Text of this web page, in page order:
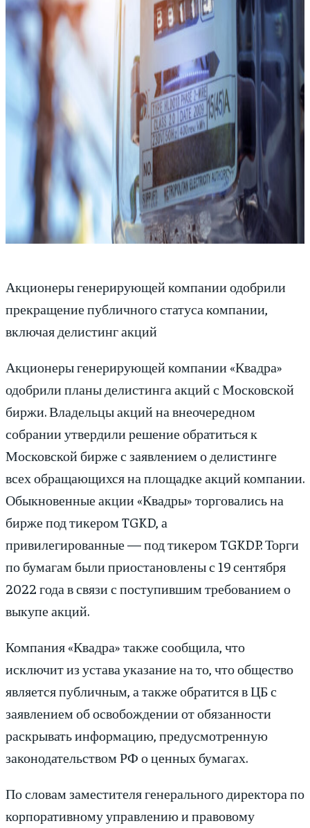
Акционеры генерирующей компании одобрили
прекращение публичного статуса компании,
включая делистинг акций
Акционеры генерирующей компании «Квадра»
одобрили планы делистинга акций с Московской
биржи. Владельцы акций на внеочередном
собрании утвердили решение обратиться к
Московской бирже с заявлением о делистинге
всех обращающихся на площадке акций компании.
Обыкновенные акции «Квадры» торговались на
бирже под тикером TGKD, а
привилегированные — под тикером TGKDP. Торги
по бумагам были приостановлены с 19 сентября
2022 года в связи с поступившим требованием о
выкупе акций.
Компания «Квадра» также сообщила, что
исключит из устава указание на то, что общество
является публичным, а также обратится в ЦБ с
заявлением об освобождении от обязанности
раскрывать информацию, предусмотренную
законодательством РФ о ценных бумагах.
По словам заместителя генерального директора по
корпоративному управлению и правовому